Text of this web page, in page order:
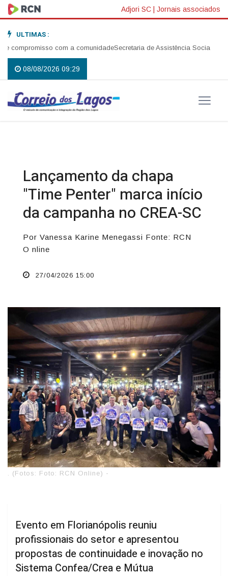
Adjori SC | Jornais associados
ULTIMAS :
com a comunidadeSecretaria de Assistência Social realiza
08/08/2026 09:29
Lançamento da chapa
"Time Penter" marca início
da campanha no CREA-SC
Por Vanessa Karine Menegassi Fonte: RCN
O nline
27/04/2026 15:00
. (Fotos: Foto: RCN Online) -
Evento em Florianópolis reuniu
profissionais do setor e apresentou
propostas de continuidade e inovação no
Sistema Confea/Crea e Mútua